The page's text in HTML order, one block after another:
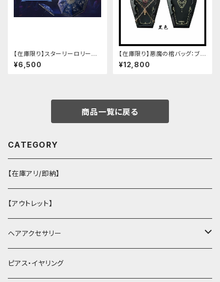
【在庫限り】スターリーロリータ
アンブレラ
¥6,500
【在庫限り】悪魔の棺バッグ：ブラ
ック
¥12,800
商品一覧に戻る
CATEGORY
【在庫アリ/即納】
【アウトレット】
ヘアアクセサリー
ヘアクリップ
ピアス・イヤリング